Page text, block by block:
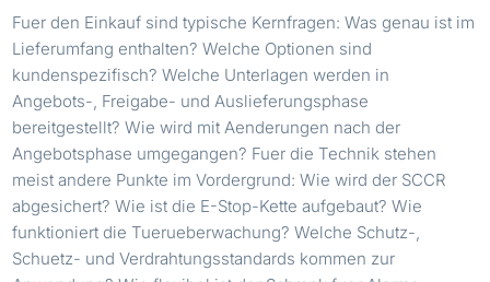
Fuer den Einkauf sind typische Kernfragen: Was genau ist im
Lieferumfang enthalten? Welche Optionen sind
kundenspezifisch? Welche Unterlagen werden in
Angebots-, Freigabe- und Auslieferungsphase
bereitgestellt? Wie wird mit Aenderungen nach der
Angebotsphase umgegangen? Fuer die Technik stehen
meist andere Punkte im Vordergrund: Wie wird der SCCR
abgesichert? Wie ist die E-Stop-Kette aufgebaut? Wie
funktioniert die Tuerueberwachung? Welche Schutz-,
Schuetz- und Verdrahtungsstandards kommen zur